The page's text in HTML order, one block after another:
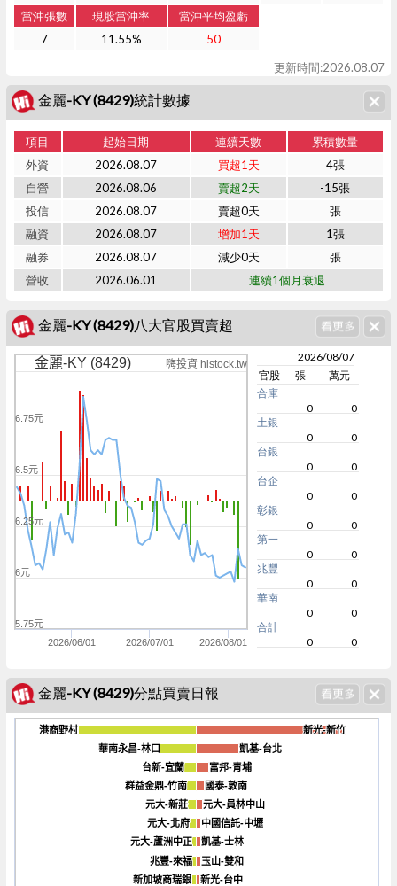
當沖張數 現股當沖率
當沖平均盈虧
7
11.55%
50
更新時間:2026.08.07
金麗-KY (8429)統計數據
項目 起始日期 連續天數
累積數量
外資
2026.08.07 買超1天
4張
自營
2026.08.06 賣超2天
-15張
投信
2026.08.07 賣超0天
張
融資
2026.08.07 增加1天
1張
融券
2026.08.07 減少0天
張
營收
2026.06.01 連續1個月衰退
金麗-KY (8429)八大官股買賣超
金麗-KY (8429) 嗨投資 histock.tw
2026/06/01 2026/07/01 2026/08/01
5.75元
6元
6.25元
6.5元
6.75元
-160
2026/08/07
官股
張
萬元
合庫
0
0
土銀
0
0
台銀
0
0
台企
0
0
彰銀
0
0
第一
0
0
兆豐
0
0
華南
0
0
合計
0
0
金麗-KY (8429)分點買賣日報
新光-新竹
新光-新竹
凱基-台北
凱基-台北
富邦-青埔
富邦-青埔
國泰-敦南
國泰-敦南
元大-員林中山
元大-員林中山
中國信託-中壢
中國信託-中壢
凱基-士林
凱基-士林
玉山-雙和
玉山-雙和
新光-台中
新光-台中
港商野村
港商野村
華南永昌-林口
華南永昌-林口
台新-宜蘭
台新-宜蘭
群益金鼎-竹南
群益金鼎-竹南
元大-新莊
元大-新莊
元大-北府
元大-北府
元大-蘆洲中正
元大-蘆洲中正
兆豐-來福
兆豐-來福
新加坡商瑞銀
新加坡商瑞銀